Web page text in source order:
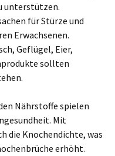
unterstützen.
für Stürze und
Erwachsenen.
Geflügel, Eier,
sollten
Nährstoffe spielen
Mit
die Knochendichte, was
erhöht.